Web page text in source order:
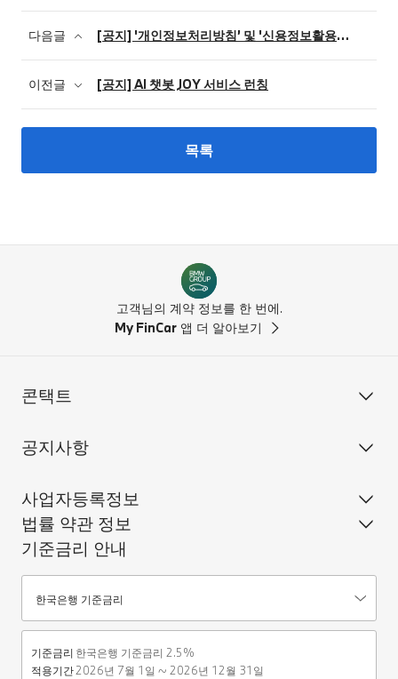
다음글 [공지] '개인정보처리방침’ 및 '신용정보활용체제’ 변경에 대한 안내
이전글 [공지] AI 챗봇 JOY 서비스 런칭
목록
고객님의 계약 정보를 한 번에.
My FinCar 앱 더 알아보기
콘택트
공지사항
사업자등록정보
법률 약관 정보
기준금리 안내
기준금리안내
한국은행 기준금리
기준금리 한국은행 기준금리 2.5%
적용기간2026년 7월 1일 ~ 2026년 12월 31일